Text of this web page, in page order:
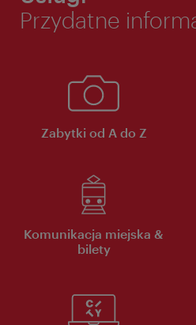
Przydatne
Zabytki od A do Z
Komunikacja miejska &
bilety